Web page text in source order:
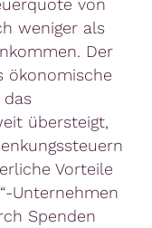
von
weniger als
Der
ökonomische
das
übersteigt,
Vorteile
Unternehmen
Spenden